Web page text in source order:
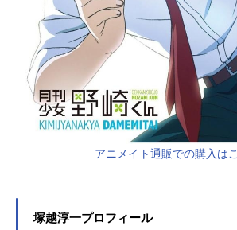
アニメイト通販での購入は
塚越淳一プロフィール